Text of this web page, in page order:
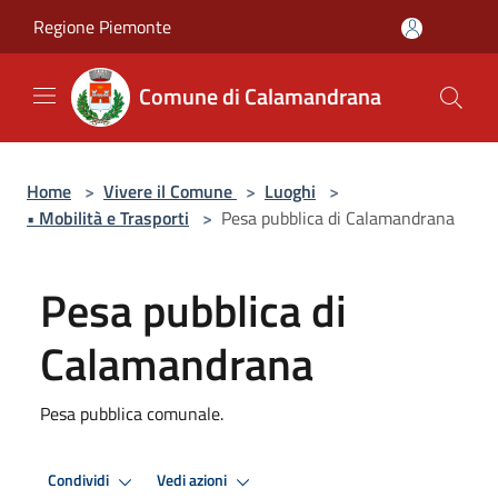
Regione Piemonte
Comune di Calamandrana
Home > Vivere il Comune > Luoghi >
• Mobilità e Trasporti > Pesa pubblica di Calamandrana
Pesa pubblica di
Calamandrana
Pesa pubblica comunale.
Condividi Vedi azioni